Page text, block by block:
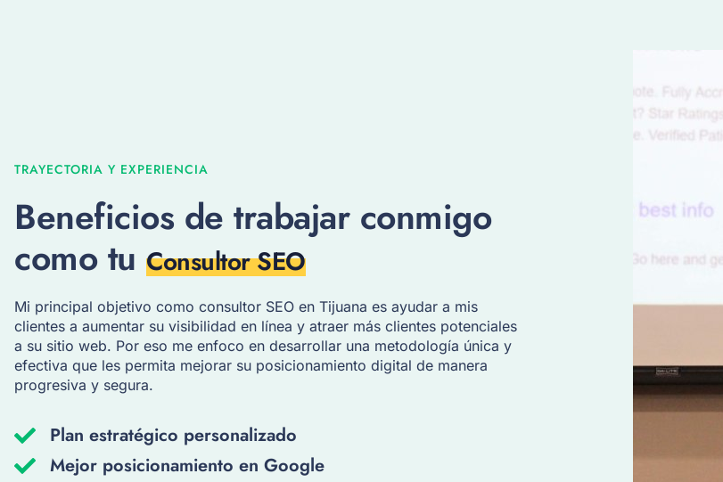
TRAYECTORIA Y EXPERIENCIA
Beneficios de trabajar conmigo
como tu Consultor SEO
Mi principal objetivo como consultor SEO en Tijuana es ayudar a mis
clientes a aumentar su visibilidad en línea y atraer más clientes potenciales
a su sitio web. Por eso me enfoco en desarrollar una metodología única y
efectiva que les permita mejorar su posicionamiento digital de manera
progresiva y segura.
Plan estratégico personalizado
Mejor posicionamiento en Google